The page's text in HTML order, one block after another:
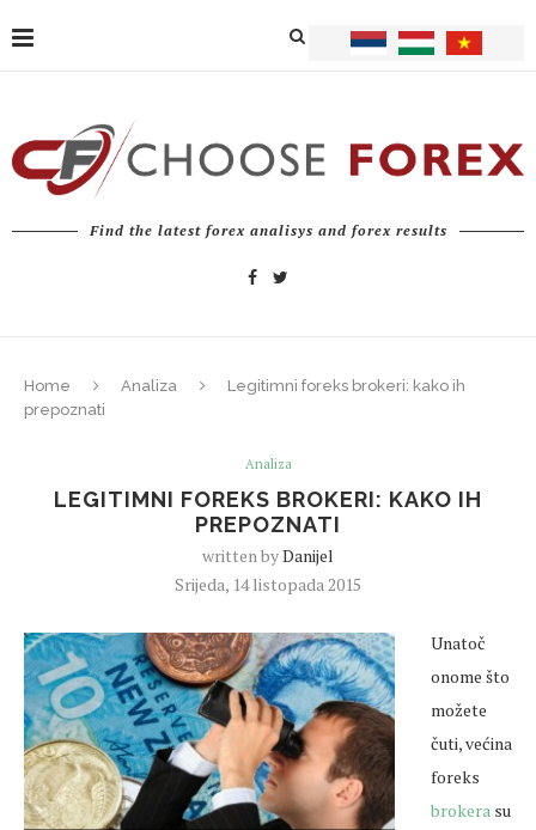
Find the latest forex analisys and forex results
Home Analiza
Legitimni foreks brokeri: kako ih
prepoznati
Analiza
LEGITIMNI FOREKS BROKERI: KAKO IH
PREPOZNATI
written byDanijel
Srijeda, 14 listopada 2015
Unatoč
onome što
možete
čuti, većina
foreks
brokera su